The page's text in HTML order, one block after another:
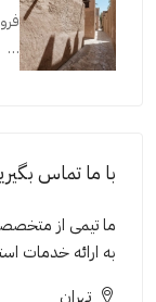
…
با ما تماس
ما تیمی از
به ارائه خدمات
تهران